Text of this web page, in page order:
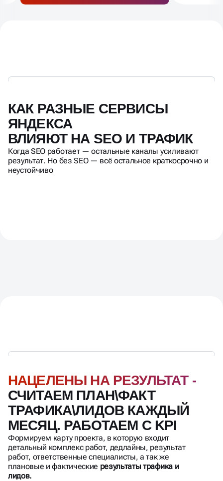
КАК РАЗНЫЕ СЕРВИСЫ
ЯНДЕКСА
ВЛИЯЮТ НА SEO И ТРАФИК
Когда SEO работает — остальные каналы усиливают
результат. Но без SEO — всё остальное краткосрочно и
неустойчиво
НАЦЕЛЕНЫ НА РЕЗУЛЬТАТ -
СЧИТАЕМ ПЛАН\ФАКТ
ТРАФИКА\ЛИДОВ КАЖДЫЙ
МЕСЯЦ. РАБОТАЕМ С KPI
Формируем карту проекта, в которую входит
детальный комплекс работ, дедлайны, результат
работ, ответственные специалисты, а так же
плановые и фактические результаты трафика и
лидов.